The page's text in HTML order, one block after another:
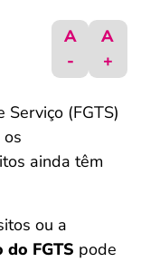
A
-
A
+
(FGTS)
ainda têm
ou a
FGTS pode